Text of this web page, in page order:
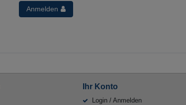
Anmelden
Ihr Konto
Login / Anmelden